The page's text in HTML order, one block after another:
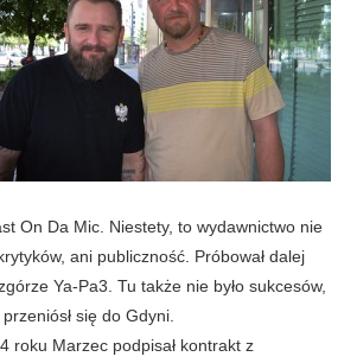
On Da Mic. Niestety, to wydawnictwo nie
ani publiczność. Próbował dalej
Ya-Pa3. Tu także nie było sukcesów,
się do Gdyni.
roku Marzec podpisał kontrakt z